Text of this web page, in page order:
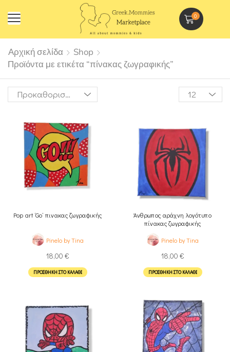
0
Αρχική σελίδα
Shop
Προϊόντα με ετικέτα “πίνακας ζωγραφικής”
Pop art ‘Go’ πινακας ζωγραφικής
Pinelo by Tina
18,00 €
ΠΡΟΣΘΉΚΗ ΣΤΟ ΚΑΛΆΘΙ
Άνθρωπος αράχνη λογότυπο
πίνακας ζωγραφικής
Pinelo by Tina
18,00 €
ΠΡΟΣΘΉΚΗ ΣΤΟ ΚΑΛΆΘΙ